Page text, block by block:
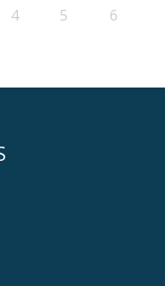
4 5 6